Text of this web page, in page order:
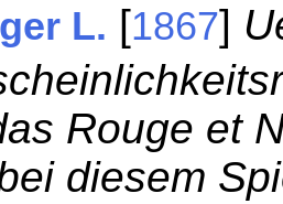
L. [1867]
Rouge et
diesem